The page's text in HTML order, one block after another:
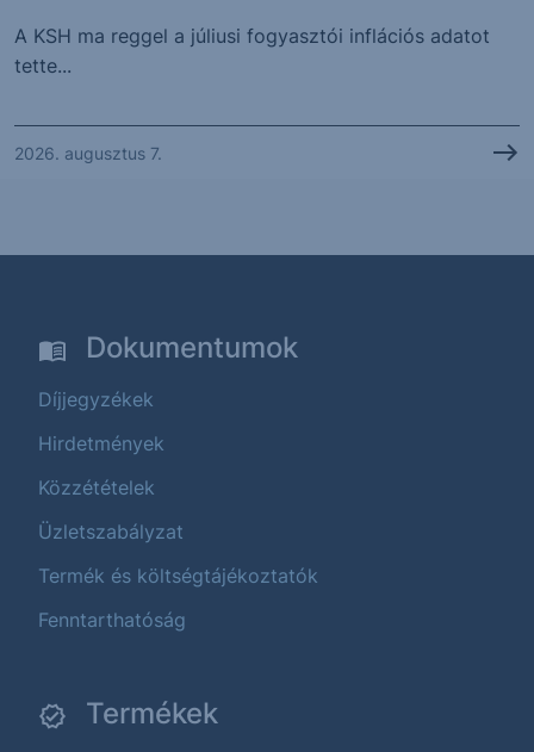
A KSH ma reggel a júliusi fogyasztói inflációs adatot
tette...
2026. augusztus 7.
Dokumentumok
Díjjegyzékek
Hirdetmények
Közzétételek
Üzletszabályzat
Termék és költségtájékoztatók
Fenntarthatóság
Termékek